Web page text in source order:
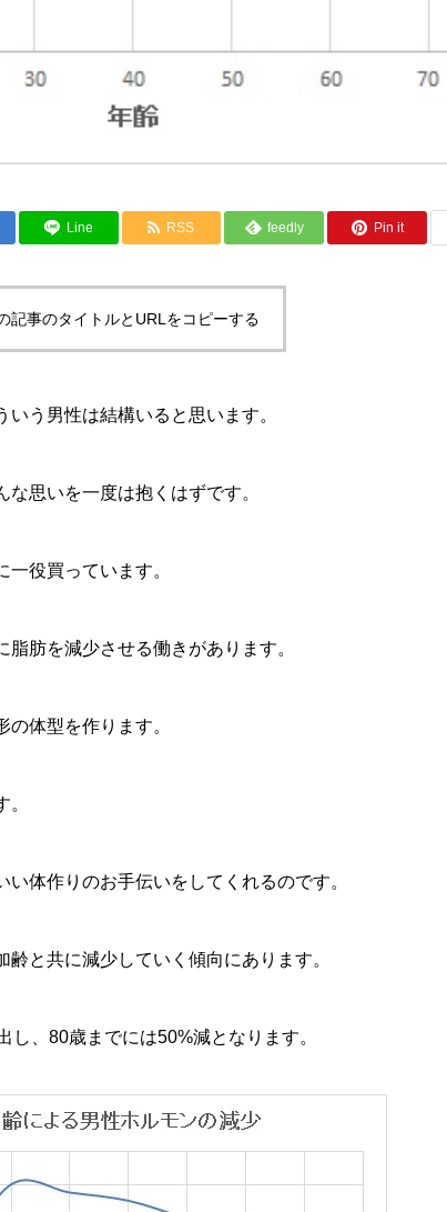
Line RSS feedly Pin it
記事のタイトルとURLをコピーする
いう男性は結構いると思います。
思いを一度は抱くはずです。
役買っています。
肪を減少させる働きがあります。
体型を作ります。
体作りのお手伝いをしてくれるのです。
と共に減少していく傾向にあります。
、80歳までには50%減となります。